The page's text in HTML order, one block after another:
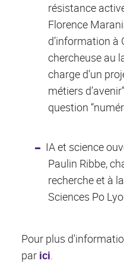
résistance
Florence
d’information à
chercheuse au
charge d’un
métiers
question
IA et science
Paulin Ribbe,
recherche et à
Sciences Po
Pour plus
par ici